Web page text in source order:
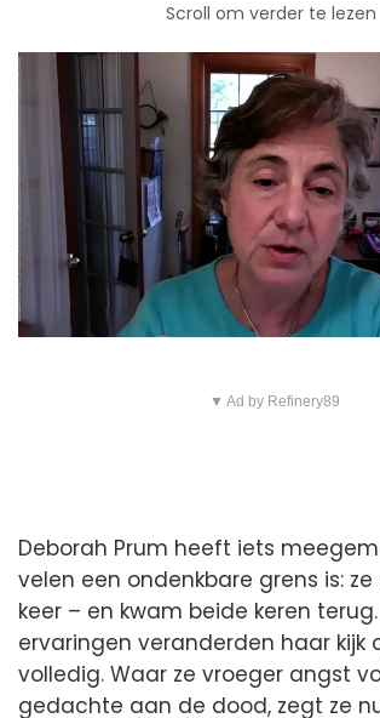
Scroll om verder te lezen
▼ Ad by Refinery89
Deborah Prum heeft iets
velen een ondenkbare grens is:
keer – en kwam beide keren terug.
ervaringen veranderden haar kijk
volledig. Waar ze vroeger angst
gedachte aan de dood, zegt ze